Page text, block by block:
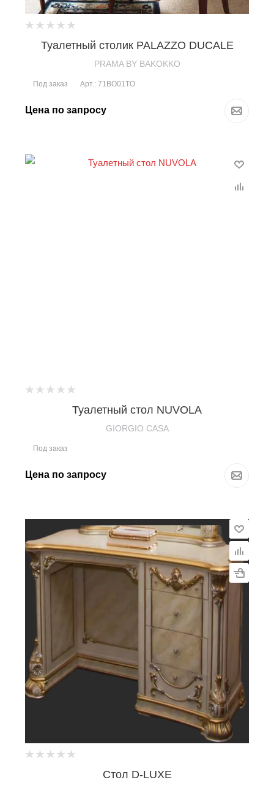
Туалетный столик PALAZZO DUCALE
PRAMA BY BAKOKKO
Под заказ Арт.: 71BO01TO
Цена по запросу
Туалетный стол NUVOLA
GIORGIO CASA
Под заказ
Цена по запросу
Cтол D-LUXE